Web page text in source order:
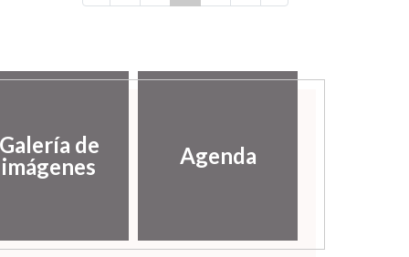
Galería de
imágenes
Agenda